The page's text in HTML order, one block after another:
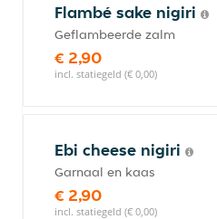
Flambé sake nigiri
Geflambeerde zalm
€ 2,90
incl. statiegeld (€ 0,00)
Ebi cheese nigiri
Garnaal en kaas
€ 2,90
incl. statiegeld (€ 0,00)